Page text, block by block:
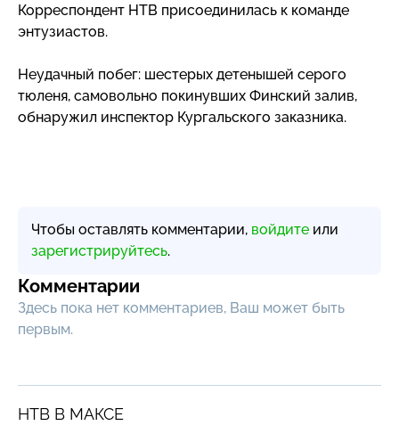
Корреспондент НТВ присоединилась к команде
энтузиастов.
Неудачный побег: шестерых детенышей серого
тюленя, самовольно покинувших Финский залив,
обнаружил инспектор Кургальского заказника.
Чтобы оставлять комментарии, войдите или
зарегистрируйтесь.
Комментарии
Здесь пока нет комментариев, Ваш может быть
первым.
НТВ В МАКСЕ